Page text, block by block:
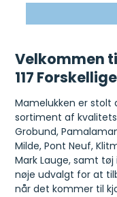
Velkommen
117
Mamelukken er
sortiment af
Grobund,
Milde, Pont Neuf,
Mark Lauge, samt
nøje udvalgt for at
når det kommer til